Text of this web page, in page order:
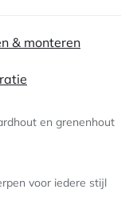
& monteren
en grenenhout
voor iedere stijl